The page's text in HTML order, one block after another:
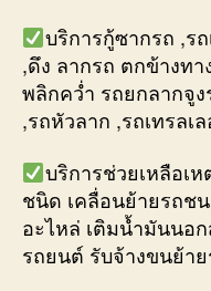
บริการกู้ซากรถ ,ร
,ดึง ลากรถ ตกข้างท
พลิกคว่ำ รถยกลากจู
,รถหัวลาก ,รถเทรลเ
บริการช่วยเหลือเ
ชนิด เคลื่อนย้ายรถช
อะไหล่ เติมน้ำมันนอ
รถยนต์ รับจ้างขนย้า